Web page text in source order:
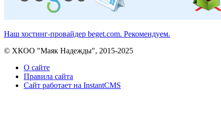
Наш хостинг-провайдер beget.com. Рекомендуем.
© ХКОО "Маяк Надежды", 2015-2025
О сайте
Правила сайта
Сайт работает на InstantCMS